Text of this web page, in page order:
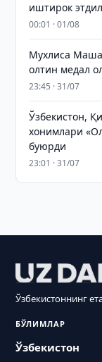
иштирок
00:01 · 01/08
Мухлиса
олтин медал
23:45 · 31/07
Ўзбекистон,
хонимлари
буюрди
23:01 · 31/07
Ўзбекистоннинг
БЎЛИМЛАР
Ўзбекистон